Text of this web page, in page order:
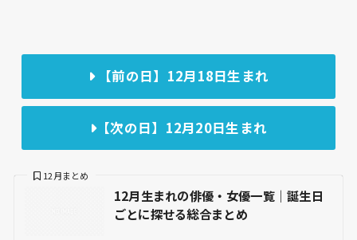
【前の日】12月18日生まれ
【次の日】12月20日生まれ
12月生まれの俳優・女優一覧｜誕生日
ごとに探せる総合まとめ
12月まとめ